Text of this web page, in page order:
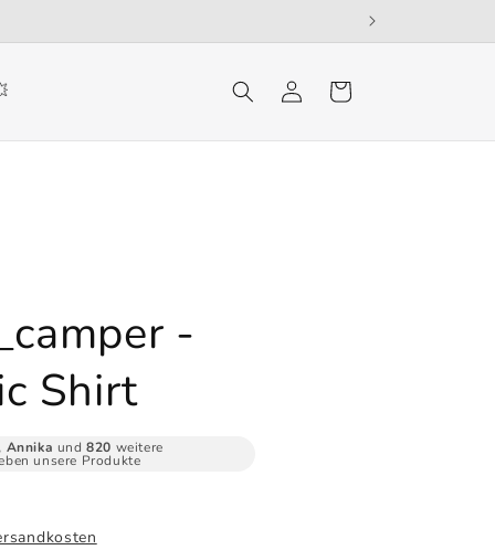
EinloggenWarenkorb
-
Shirt
Annika und820 weitere
unsere Produkte